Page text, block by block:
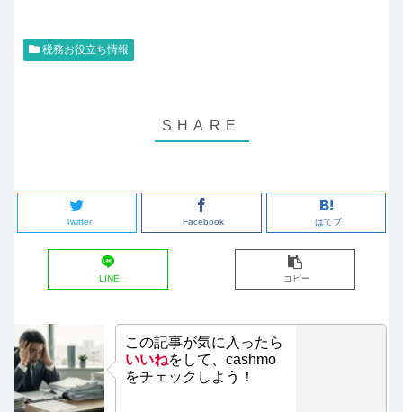
税務お役立ち情報
Twitter Facebook はてブ
LINE コピー
この記事が気に入ったら
いいねをして、cashmo
をチェックしよう！